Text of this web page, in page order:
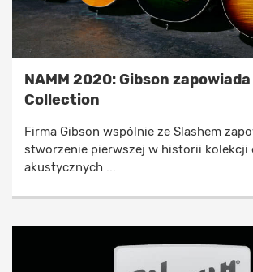
NAMM 2020: Gibson
Collection
Firma Gibson wspólnie ze Slashem
stworzenie pierwszej w historii kolekcji
akustycznych ...